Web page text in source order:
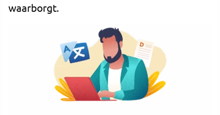
waarborgt.